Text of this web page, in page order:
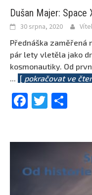
Dušan Majer: Space
30 srpna, 2020
Přednáška zaměřená
pár lety vletěla jako
kosmonautiky. Od
... [ pokračovat ve
Facebook
Twitter